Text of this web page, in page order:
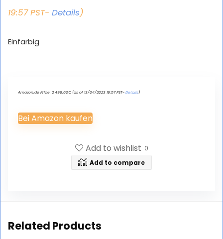
19:57 PST- Details)
Einfarbig
Amazon.de Price: 2.499.00€ (as of 13/04/2023 19:57 PST-Details)
Bei Amazon kaufen
Add to wishlist 0
Add to compare
Related Products